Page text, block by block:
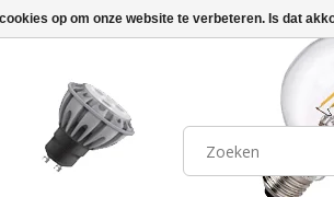
op om onze website te verbeteren. Is dat